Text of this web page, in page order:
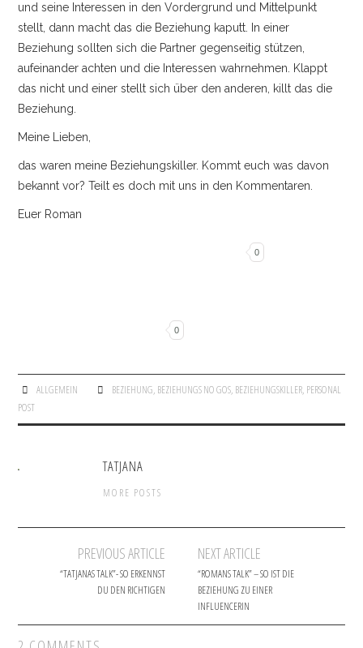
und seine Interessen in den Vordergrund und Mittelpunkt
stellt, dann macht das die Beziehung kaputt. In einer
Beziehung sollten sich die Partner gegenseitig stützen,
aufeinander achten und die Interessen wahrnehmen. Klappt
das nicht und einer stellt sich über den anderen, killt das die
Beziehung.
Meine Lieben,
das waren meine Beziehungskiller. Kommt euch was davon
bekannt vor? Teilt es doch mit uns in den Kommentaren.
Euer Roman
0
0
ALLGEMEIN BEZIEHUNG, BEZIEHUNGS NO GOS, BEZIEHUNGSKILLER, PERSONAL
POST
TATJANA
MORE POSTS
Post navigation
PREVIOUS ARTICLE
“TATJANAS TALK”- SO ERKENNST
DU DEN RICHTIGEN
NEXT ARTICLE
“ROMANS TALK” – SO IST DIE
BEZIEHUNG ZU EINER
INFLUENCERIN